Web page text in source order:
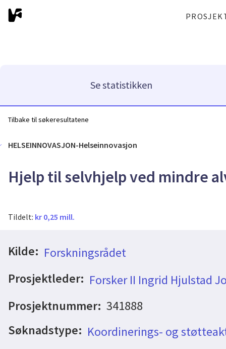
Se statistikken
Tilbake til søkeresultatene
HELSEINNOVASJON-Helseinnovasjon
Hjelp til selvhjelp ved mindre
Tildelt: kr 0,25 mill.
Kilde: Forskningsrådet
Prosjektleder: Forsker II Ingrid Hjulstad
Prosjektnummer: 341888
Søknadstype: Koordinerings- og